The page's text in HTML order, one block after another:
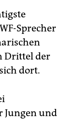
Sprecher
Drittel der
dort.
Jungen und